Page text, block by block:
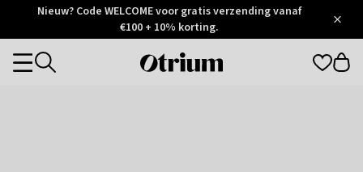
Otrium
Trustpilot
Nieuw? Code WELCOME voor gratis verzending vanaf
€100 + 10% korting.
Otrium
Categories